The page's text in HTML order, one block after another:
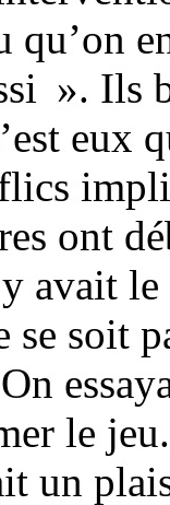
». Ils
eux
ont
avait
se soit
le
un